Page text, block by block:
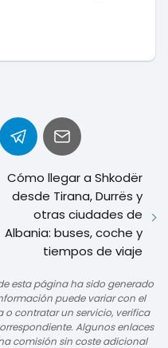
Cómo llegar a Shkodër
desde Tirana, Durrës y
otras ciudades de
Albania: buses, coche y
tiempos de viaje
esta página ha sido generado
puede variar con el
o contratar un servicio, verifica
Algunos enlaces
comisión sin coste adicional